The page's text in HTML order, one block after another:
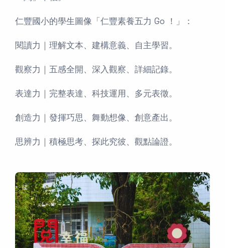
仁豐國小的學生圖像「仁豐素養五力 Go ！」：
閱讀力｜理解文本、建構意義、自主學習。
觀察力｜五感全開、深入觀察、詳細記錄。
表達力｜完整表達、科技運用、多元表徵。
創造力｜發揮巧思、舞動想像、創意產出。
思辨力｜積極思考、探此究彼、觀點論證。